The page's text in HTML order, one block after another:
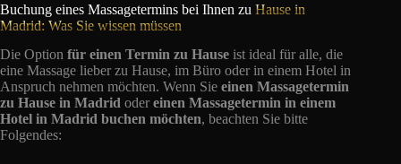
Buchung eines Massagetermins bei Ihnen zu Hause in
Madrid: Was Sie wissen müssen
Die Option für einen Termin zu Hause ist ideal für alle, die
eine Massage lieber zu Hause, im Büro oder in einem Hotel in
Anspruch nehmen möchten. Wenn Sie einen Massagetermin
zu Hause in Madrid oder einen Massagetermin in einem
Hotel in Madrid buchen möchten, beachten Sie bitte
Folgendes: